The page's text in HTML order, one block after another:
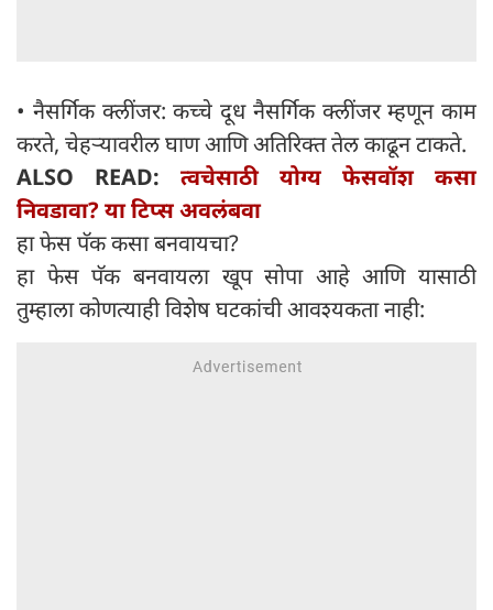
• नैसर्गिक क्लींजर: कच्चे दूध नैसर्गिक क्लींजर म्हणून काम
करते, चेहऱ्यावरील घाण आणि अतिरिक्त तेल काढून टाकते.
ALSO READ: त्वचेसाठी योग्य फेसवॉश कसा
निवडावा? या टिप्स अवलंबवा
हा फेस पॅक कसा बनवायचा?
हा फेस पॅक बनवायला खूप सोपा आहे आणि यासाठी
तुम्हाला कोणत्याही विशेष घटकांची आवश्यकता नाही: